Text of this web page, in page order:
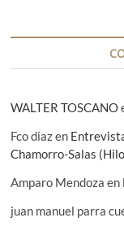
d
WALTER TOSCANO
Fco diazen
Chamorro-Salas
Amparo Mendoza en
juan manuel parra